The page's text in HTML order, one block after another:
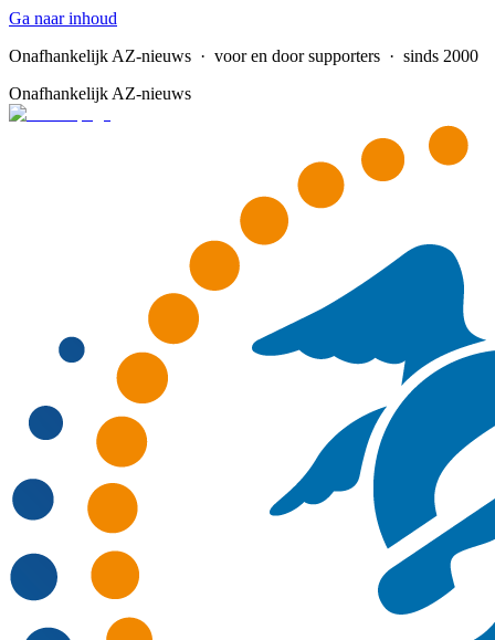
Ga naar inhoud
Onafhankelijk AZ-nieuws · voor en door supporters · sinds 2000
Onafhankelijk AZ-nieuws